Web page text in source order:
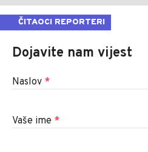
ČITAOCI REPORTERI
Dojavite nam vijest
Naslov *
Vaše ime *